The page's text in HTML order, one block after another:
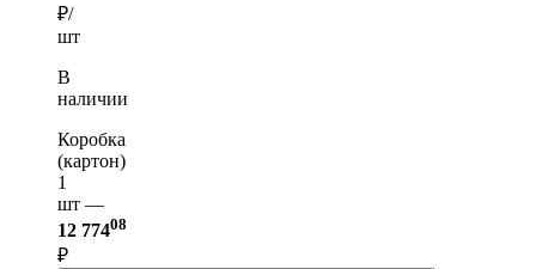
₽/
шт
В
наличии
Коробка
(картон)
1
шт —
12 77408
₽